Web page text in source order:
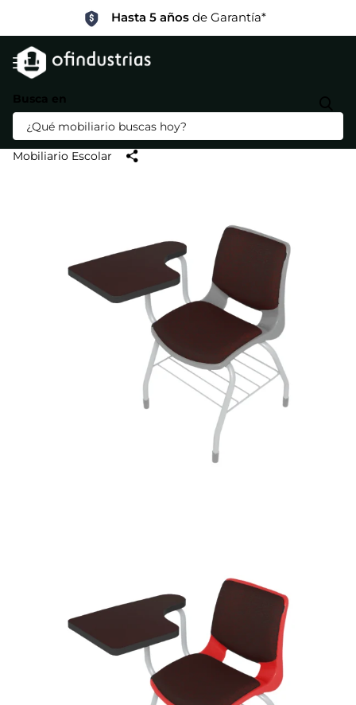
Hasta 5 años de Garantía*
Pupitre BOLD Max con Paleta de
Polipropileno / Standard
Mobiliario Escolar